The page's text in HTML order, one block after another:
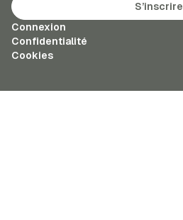
S’inscrire
Connexion
Confidentialité
Cookies